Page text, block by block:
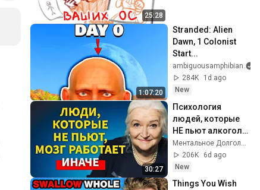
25:28
1:07:20
Stranded: Alien
Dawn, 1 Colonist
Start...
ambiguousamphibian
284K
1d ago
New
30:27
Психология
людей, которые
НЕ пьют алкоголь
(согласно
нейронауке) |
Татьяна
Черниговская
Ментальное Долголетие and 2 more
206K
6d ago
New
Things You Wish